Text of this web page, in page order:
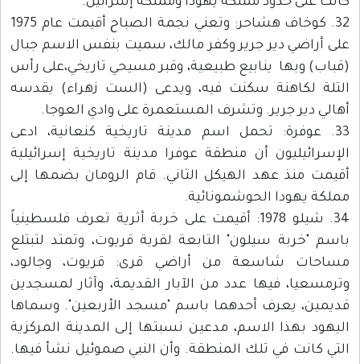
32. كوخاف هشاحر: وتعني نجمة الصباح أقيمت عام 1975
على أراضي دير جرير وكفر مالك، سميت بنفس الاسم جبال
(قباب) وبها ينابيع طبيعية، وقبر مسيحي تاريخي،على رأس
التلة لكاهنة سكنت فيه، ويدعى (الست زهراء) يقدسه
أهالي دير جرير. وتشرف المستعمرة على وادي العوجا.
33. عوفرة: تحمل اسم مدينة تاريخية كنعانية، ادعى
الإسرائيليون أن منطقة عوفرا مدينة تاريخية إسرائيلية
أقيمت منذ عهد الهيكل الثاني. قام الرومان بضمها إلى
مملكة يهودا الحوشمونائية.
34. شيلو 1978: أقيمت على خربة أثرية تعرف فلسطينياً
باسم "خربة سيلون" التابعة لقرية قريوت، وتمتد لتبتلع
مساحات شاسعة من أراضي قرى: قريوت، وجالود،
وترمسعيا، فيها عدد من الآبار القديمة، وآثار لمسجدين
قديمين، يعرف أحدهما باسم "مسجد الأربعين". وسماها
اليهود بهذا الاسم، مدعين نسبتها إلى المدينة المركزية
التي كانت في تلك المنطقة. وأن النبي صموئيل نشأ فيها.